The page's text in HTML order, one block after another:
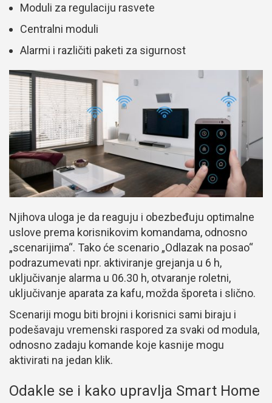
Moduli za regulaciju rasvete
Centralni moduli
Alarmi i različiti paketi za sigurnost
Njihova uloga je da reaguju i obezbeđuju optimalne
uslove prema korisnikovim komandama, odnosno
„scenarijima“. Tako će scenario „Odlazak na posao“
podrazumevati npr. aktiviranje grejanja u 6 h,
uključivanje alarma u 06.30 h, otvaranje roletni,
uključivanje aparata za kafu, možda šporeta i slično.
Scenariji mogu biti brojni i korisnici sami biraju i
podešavaju vremenski raspored za svaki od modula,
odnosno zadaju komande koje kasnije mogu
aktivirati na jedan klik.
Odakle se i kako upravlja Smart Home